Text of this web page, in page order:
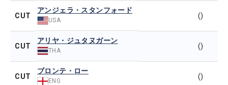
CUT
アンジェラ・スタンフォード
USA
()
CUT
アリヤ・ジュタヌガーン
THA
()
CUT
ブロンテ・ロー
ENG
()